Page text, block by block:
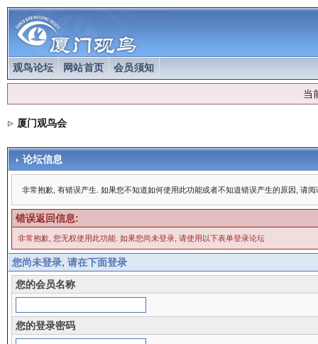
观鸟论坛 网站首页 会员须知
当
厦门观鸟会
论坛信息
非常抱歉, 有错误产生. 如果您不知道如何使用此功能或者不知道错误产生的原因, 请
错误返回信息:
非常抱歉, 您无权使用此功能. 如果您尚未登录, 请使用以下表单登录论坛
您尚未登录, 请在下面登录
您的会员名称
您的登录密码